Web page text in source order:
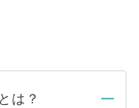
は？